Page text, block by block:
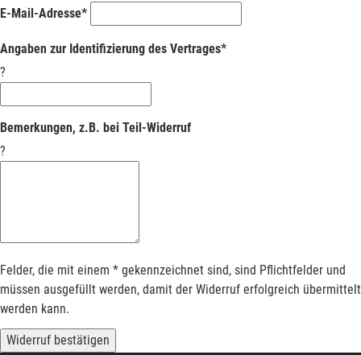
E-Mail-Adresse*
Angaben zur Identifizierung des Vertrages*
?
Bemerkungen, z.B. bei Teil-Widerruf
?
Felder, die mit einem * gekennzeichnet sind, sind Pflichtfelder und
müssen ausgefüllt werden, damit der Widerruf erfolgreich übermittelt
werden kann.
Widerruf bestätigen